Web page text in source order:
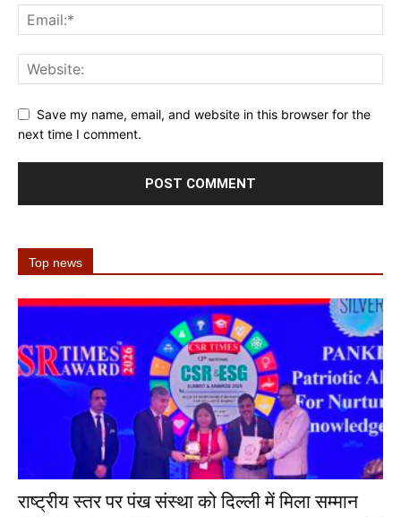
Save my name, email, and website in this browser for the
next time I comment.
Top news
राष्ट्रीय स्तर पर पंख संस्था को दिल्ली में मिला सम्मान